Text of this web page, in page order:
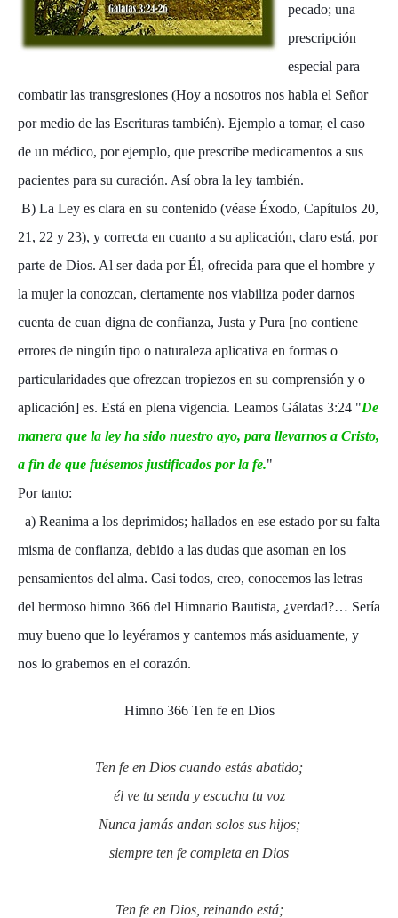
pecado; una
prescripción
especial para
combatir las transgresiones (Hoy a nosotros nos habla el Señor
por medio de las Escrituras también). Ejemplo a tomar, el caso
de un médico, por ejemplo, que prescribe medicamentos a sus
pacientes para su curación. Así obra la ley también.
B) La Ley es clara en su contenido (véase Éxodo, Capítulos 20,
21, 22 y 23), y correcta en cuanto a su aplicación, claro está, por
parte de Dios. Al ser dada por Él, ofrecida para que el hombre y
la mujer la conozcan, ciertamente nos viabiliza poder darnos
cuenta de cuan digna de confianza, Justa y Pura [no contiene
errores de ningún tipo o naturaleza aplicativa en formas o
particularidades que ofrezcan tropiezos en su comprensión y o
aplicación] es. Está en plena vigencia. Leamos Gálatas 3:24 "De
manera que la ley ha sido nuestro ayo, para llevarnos a Cristo,
a fin de que fuésemos justificados por la fe."
Por tanto:
a) Reanima a los deprimidos; hallados en ese estado por su falta
misma de confianza, debido a las dudas que asoman en los
pensamientos del alma. Casi todos, creo, conocemos las letras
del hermoso himno 366 del Himnario Bautista, ¿verdad?… Sería
muy bueno que lo leyéramos y cantemos más asiduamente, y
nos lo grabemos en el corazón.
Himno 366 Ten fe en Dios
Ten fe en Dios cuando estás abatido;
él ve tu senda y escucha tu voz
Nunca jamás andan solos sus hijos;
siempre ten fe completa en Dios
Ten fe en Dios, reinando está;